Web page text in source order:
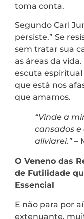
toma conta.
Segundo Carl
persiste.” Se
sem tratar sua
as áreas da vida.
escuta
que está nos
que amamos.
“Vinde a
cansados e
aliviarei.”–
O Veneno das
de Futilidade
Essencial
E não para por
extenuante,